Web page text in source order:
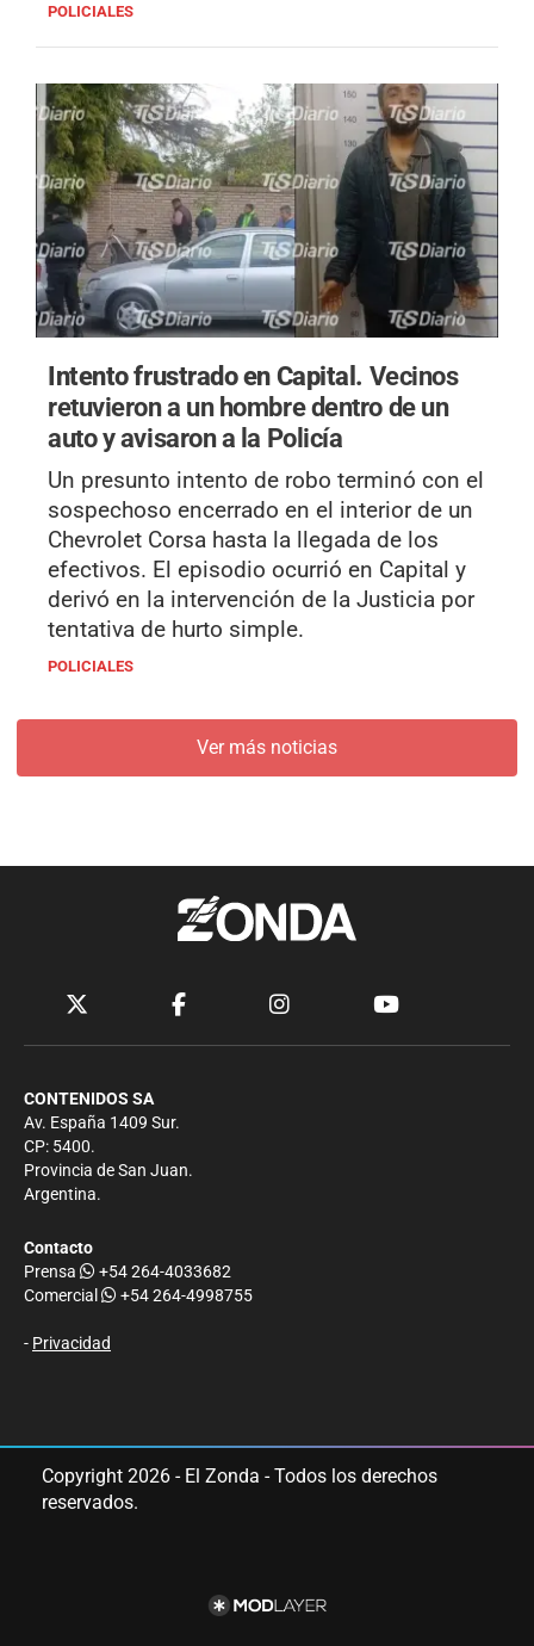
POLICIALES
Intento frustrado en Capital. Vecinos
retuvieron a un hombre dentro de un
auto y avisaron a la Policía
Un presunto intento de robo terminó con el
sospechoso encerrado en el interior de un
Chevrolet Corsa hasta la llegada de los
efectivos. El episodio ocurrió en Capital y
derivó en la intervención de la Justicia por
tentativa de hurto simple.
POLICIALES
Ver más noticias
CONTENIDOS SA
Av. España 1409 Sur.
CP: 5400.
Provincia de San Juan.
Argentina.
Contacto
Prensa
+54 264-4033682
Comercial
+54 264-4998755
- Privacidad
Copyright 2026 - El Zonda - Todos los derechos
reservados.